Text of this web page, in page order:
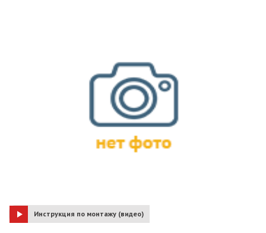
Инструкция по монтажу (видео)